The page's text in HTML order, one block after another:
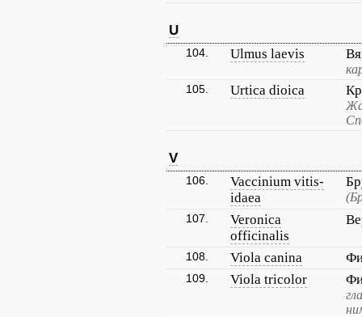
U
104. Ulmus laevis
105. Urtica dioica
V
106.
Vaccinium vitis-
idaea
107.
Veronica
officinalis
108. Viola canina
109. Viola tricolor